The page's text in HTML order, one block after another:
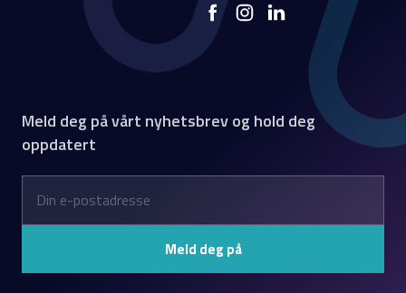
Meld deg på vårt nyhetsbrev og hold deg
oppdatert